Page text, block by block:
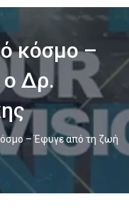
κόσμο –
ο Δρ.
– Έφυγε από τη ζωή